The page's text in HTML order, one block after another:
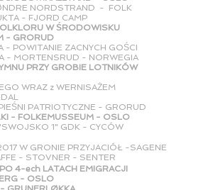
NORDSTRAND - FOLK
- FJORD CAMP
W ŚRODOWISKU
- POWITANIE ZACNYCH GOŚCI
- NORWEGIA
HYMNU PRZY GROBIE LOTNIKÓW
WRAZ z WERNISAŻEM
PATRIOTYCZNE - GRORUD
- FOLKEMUSSEUM - OSLO
PŁYTY "SWOJSKO 1" GDK - CYCÓW
W GRONIE PRZYJACIÓŁ -SAGENE
- STOVNER - SENTER
4-ech LATACH EMIGRACJI
- OSLO